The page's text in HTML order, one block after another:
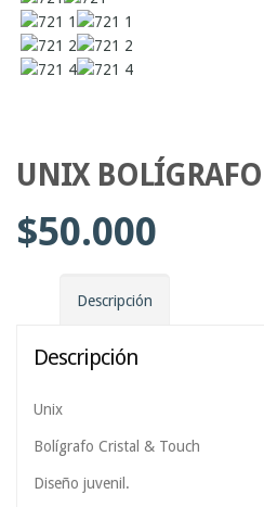
UNIX BOLÍGRAFO
$50.000
Descripción
Descripción
Unix
Bolígrafo Cristal & Touch
Diseño juvenil.